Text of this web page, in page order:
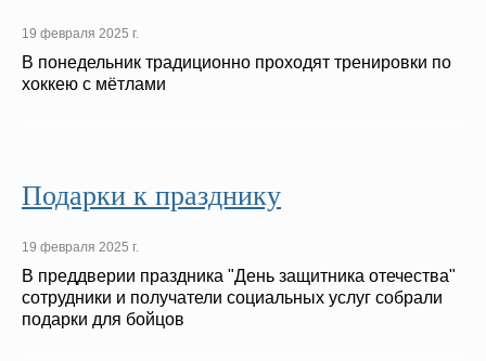
19 февраля 2025 г.
В понедельник традиционно проходят тренировки по
хоккею с мётлами
Подарки к празднику
19 февраля 2025 г.
В преддверии праздника "День защитника отечества"
сотрудники и получатели социальных услуг собрали
подарки для бойцов